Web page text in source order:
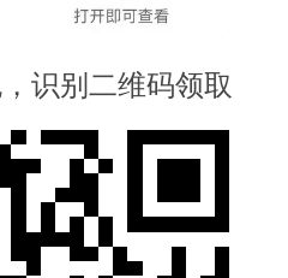
识别二维码领取